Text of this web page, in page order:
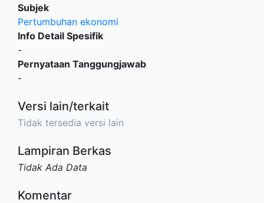
Subjek
Pertumbuhan ekonomi
Info Detail Spesifik
-
Pernyataan Tanggungjawab
-
Versi lain/terkait
Tidak tersedia versi lain
Lampiran Berkas
Tidak Ada Data
Komentar